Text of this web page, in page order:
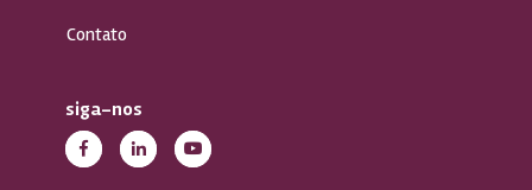
Contato
siga-nos